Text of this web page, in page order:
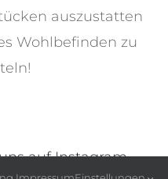
auszustatten
Wohlbefinden zu
auf Instagram